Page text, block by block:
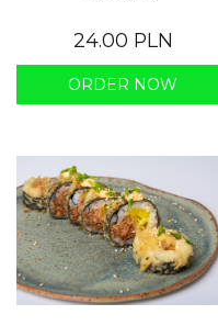
24.00 PLN
ORDER NOW